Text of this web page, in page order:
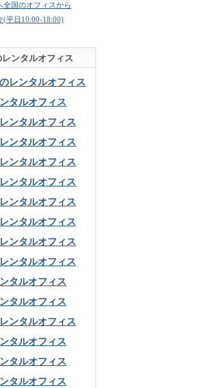
全国のオフィスから
(平日10:00-18:00)
ンタルオフィス
レンタルオフィス
タルオフィス
ンタルオフィス
ンタルオフィス
ンタルオフィス
ンタルオフィス
ンタルオフィス
ンタルオフィス
ンタルオフィス
ンタルオフィス
タルオフィス
タルオフィス
ンタルオフィス
タルオフィス
タルオフィス
タルオフィス